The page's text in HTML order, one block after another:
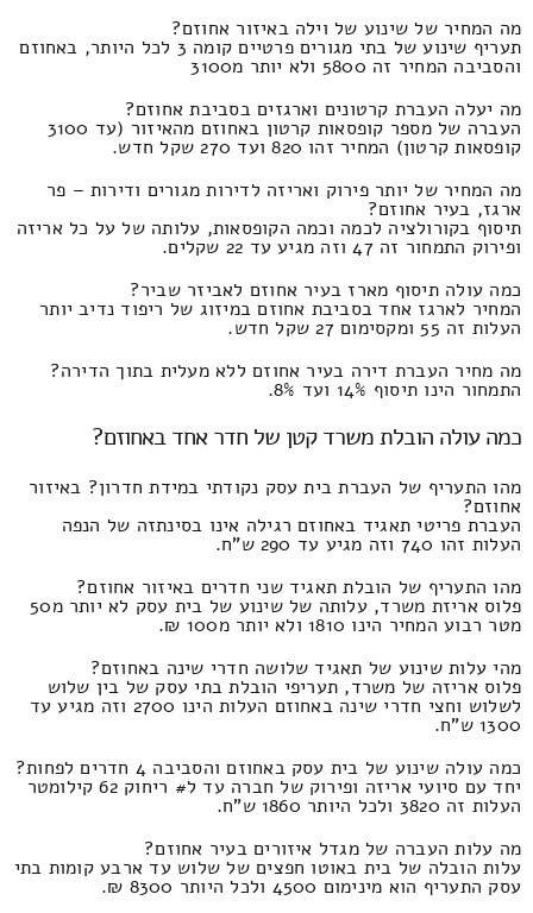
מה המחיר של שינוע של וילה באיזור אחוזם?
תעריף שינוע של בתי מגורים פרטיים קומה 3 לכל היותר, באחוזם
והסביבה המחיר זה 5800 ולא יותר מ3100
מה יעלה העברת קרטונים וארגזים בסביבת אחוזם?
העברה של מספר קופסאות קרטון באחוזם מהאיזור (עד 3100
קופסאות קרטון) המחיר זהו 820 ועד 270 שקל חדש.
מה המחיר של יותר פירוק ואריזה לדירות מגורים ודירות – פר
ארגז, בעיר אחוזם?
תיסוף בקורולציה לכמה וכמה הקופסאות, עלותה של על כל אריזה
ופירוק התמחור זה 47 וזה מגיע עד 22 שקלים.
כמה עולה תיסוף מארז בעיר אחוזם לאביזר שביר?
המחיר לארגז אחד בסביבת אחוזם במיזוג של ריפוד נדיב יותר
העלות זה 55 ומקסימום 27 שקל חדש.
מה מחיר העברת דירה בעיר אחוזם ללא מעלית בתוך הדירה?
התמחור הינו תיסוף 14% ועד 8%.
כמה עולה הובלת משרד קטן של חדר אחד באחוזם?
מהו התעריף של העברת בית עסק נקודתי במידת חדרון? באיזור
אחוזם?
העברת פריטי תאגיד באחוזם רגילה אינו בסינתזה של הנפה
העלות זהו 740 וזה מגיע עד 290 ש"ח.
מהו התעריף של הובלת תאגיד שני חדרים באיזור אחוזם?
פלוס אריזת משרד, עלותה של שינוע של בית עסק לא יותר מ50
מטר רבוע המחיר הינו 1810 ולא יותר מ100 ₪.
מהי עלות שינוע של תאגיד שלושה חדרי שינה באחוזם?
פלוס אריזה של משרד, תעריפי הובלת בתי עסק של בין שלוש
לשלוש וחצי חדרי שינה באחוזם העלות הינו 2700 וזה מגיע עד
1300 ש"ח.
כמה עולה שינוע של בית עסק באחוזם והסביבה 4 חדרים לפחות?
יחד עם סיועי אריזה ופירוק של חברה עד ל# ריחוק 62 קילומטר
העלות זה 3820 ולכל היותר 1860 ש"ח.
מה עלות העברה של מגדל איזורים בעיר אחוזם?
עלות הובלה של בית באוטו חפצים של שלוש עד ארבע קומות בתי
עסק התעריף הוא מינימום 4500 ולכל היותר 8300 ₪.